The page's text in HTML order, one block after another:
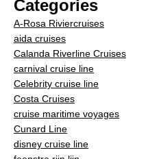
Categories
A-Rosa Riviercruises
aida cruises
Calanda Riverline Cruises
carnival cruise line
Celebrity cruise line
Costa Cruises
cruise maritime voyages
Cunard Line
disney cruise line